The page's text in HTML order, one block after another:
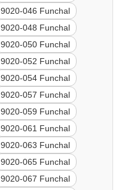
9020-046 Funchal
9020-048 Funchal
9020-050 Funchal
9020-052 Funchal
9020-054 Funchal
9020-057 Funchal
9020-059 Funchal
9020-061 Funchal
9020-063 Funchal
9020-065 Funchal
9020-067 Funchal